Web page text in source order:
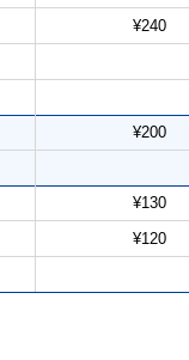
¥240
¥200
¥130
¥120